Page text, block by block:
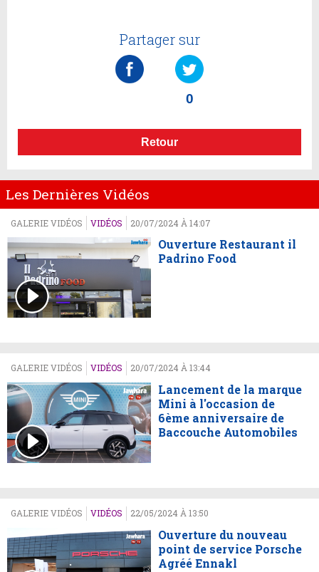
Partager sur
0
Retour
Les Dernières Vidéos
GALERIE VIDÉOS VIDÉOS 20/07/2024 À 14:07
Ouverture Restaurant il
Padrino Food
GALERIE VIDÉOS VIDÉOS 20/07/2024 À 13:44
Lancement de la marque
Mini à l'occasion de
6ème anniversaire de
Baccouche Automobiles
GALERIE VIDÉOS VIDÉOS 22/05/2024 À 13:50
Ouverture du nouveau
point de service Porsche
Agréé Ennakl